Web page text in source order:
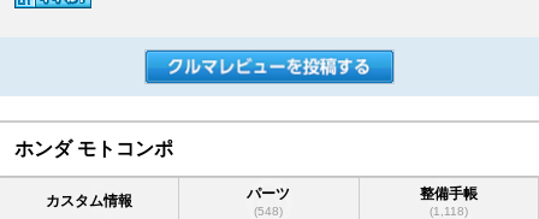
ホンダ モトコンポ
カスタム情報 パーツ
(548)
整備手帳
(1,118)